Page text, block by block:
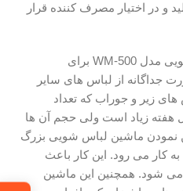
و در اختیار مصرف کننده قرار
بر همین اساس، ماشین لباسشویی مدل WM-500 برای
جداگانه از لباس های سایر
زیر و جوراب که تعداد
زیاد است ولی حجم آن ها
نمودن ماشین لباس شویی بزرگ
کار می رود. این کار باعث
شود. همچنین این ماشین